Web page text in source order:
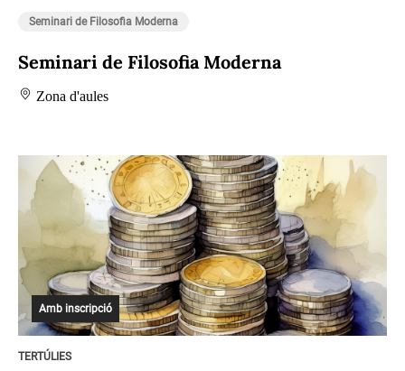
Seminari de Filosofia Moderna
Seminari de Filosofia Moderna
Zona d'aules
Amb inscripció
TERTÚLIES